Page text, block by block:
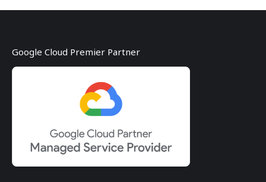
Google Cloud Premier Partner